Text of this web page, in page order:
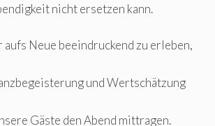
nicht ersetzen kann.
aufs Neue beeindruckend zu erleben,
und Wertschätzung
Gäste den Abend mittragen.